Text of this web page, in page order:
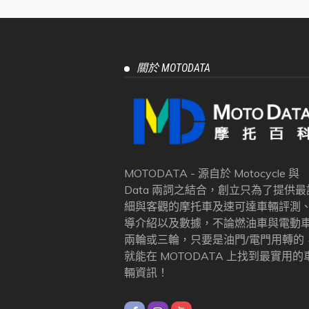
關於 MOTODATA
MOTODATA - 源自於 Motocycle 與
Data 兩詞之結合，創立只為了提供最
細與客觀的摩托車及速可達車輛評測
導介紹以及數據，不論燃油車與電動
兩輪或三輪，只要是油門/電門用轉的
就能在 MOTODATA 上找到最實用的
輛資訊！